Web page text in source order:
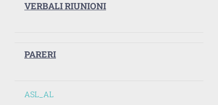
VERBALI RIUNIONI
PARERI
ASL_AL